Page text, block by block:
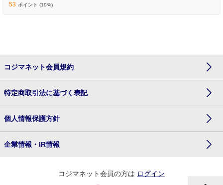
53 ポイント (10%)
コジマネット会員規約
特定商取引法に基づく表記
個人情報保護方針
企業情報・IR情報
コジマネット会員の方は ログイン